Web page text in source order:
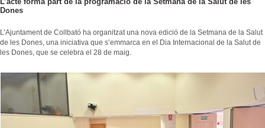
Dones
L’Ajuntament de Collbató ha organitzat una nova edició de la Setmana de la Salut
de les Dones, una iniciativa que s’emmarca en el Dia Internacional de la Salut de
les Dones, que se celebra el 28 de maig.